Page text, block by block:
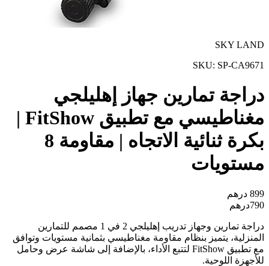
SKY LAND
SKU: SP-CA9671
دراجة تمارين جهاز إهليلجي
مغناطيسي مع تطبيق FitShow |
بكرة ثنائية الاتجاه | مقاومة 8
مستويات
899 درهم
790درهم
دراجة تمارين وجهاز تدريب إهليلجي 2 في 1 مصمم للتمارين
المنزلية، يتميز بنظام مقاومة مغناطيسي بثمانية مستويات وتوافق
مع تطبيق FitShow لتتبع الأداء، بالإضافة إلى شاشة عرض وحامل
للأجهزة اللوحية.